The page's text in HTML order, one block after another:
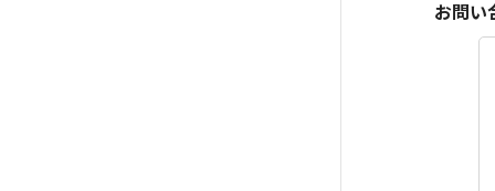
お問い